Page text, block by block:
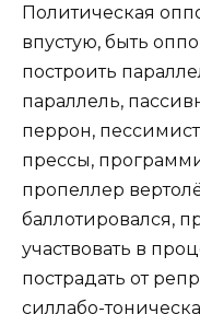
Политическая
впустую, быть
построить
параллель,
перрон,
прессы,
пропеллер
баллотировался,
участвовать в
пострадать от
силлабо-